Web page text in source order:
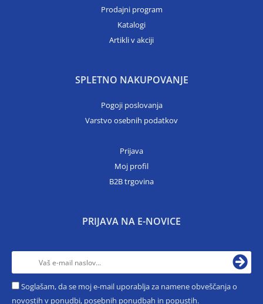
Prodajni program
Katalogi
Artikli v akciji
SPLETNO NAKUPOVANJE
Pogoji poslovanja
Varstvo osebnih podatkov
Prijava
Moj profil
B2B trgovina
PRIJAVA NA E-NOVICE
Soglašam, da se moj e-mail uporablja za namene obveščanja o
novostih v ponudbi, posebnih ponudbah in popustih.